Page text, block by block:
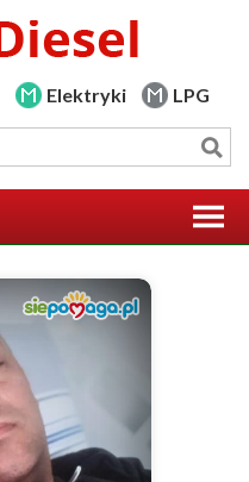
Elektryki LPG